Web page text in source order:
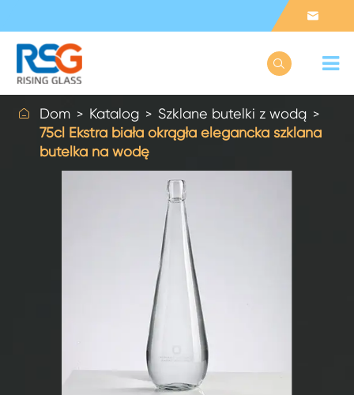


 Dom Katalog
Szklane butelki z wodą
75cl Ekstra biała okrągła elegancka szklana
butelka na wodę